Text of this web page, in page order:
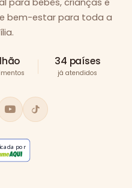
para bebês, crianças e
bem-estar para toda a
34 países
já atendidos
por